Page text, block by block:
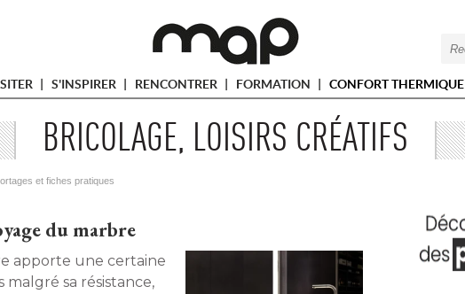
S'INSPIRER RENCONTRER FORMATION CONFORT THERMIQUE
BRICOLAGE, LOISIRS CRÉATIFS
et fiches pratiques
du marbre
malgré sa résistance,